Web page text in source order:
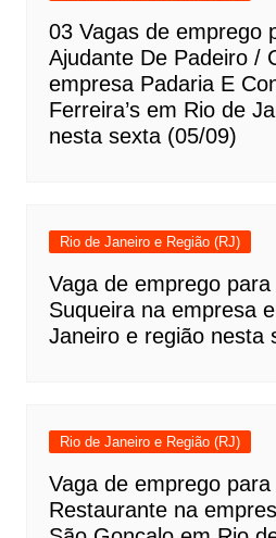
03 Vagas de emprego
Ajudante De Padeiro /
empresa Padaria E
Ferreira’s em Rio de
nesta sexta (05/09)
Rio de Janeiro e Região (RJ)
Vaga de emprego
Suqueira na empresa
Janeiro e região nesta
Rio de Janeiro e Região (RJ)
Vaga de emprego
Restaurante na